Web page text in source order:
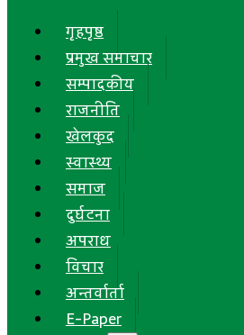
गृहपृष्ठ
प्रमुख समाचार
सम्पादकीय
राजनीति
खेलकुद
स्वास्थ्य
समाज
दुर्घटना
अपराध
विचार
अन्तर्वार्ता
E-Paper